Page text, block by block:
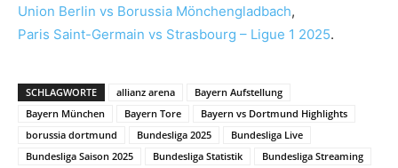
Union Berlin vs Borussia Mönchengladbach,
Paris Saint-Germain vs Strasbourg – Ligue 1 2025.
SCHLAGWORTE allianz arena
Bayern Aufstellung
Bayern München
Bayern Tore
Bayern vs Dortmund Highlights
borussia dortmund
Bundesliga 2025
Bundesliga Live
Bundesliga Saison 2025
Bundesliga Statistik
Bundesliga Streaming